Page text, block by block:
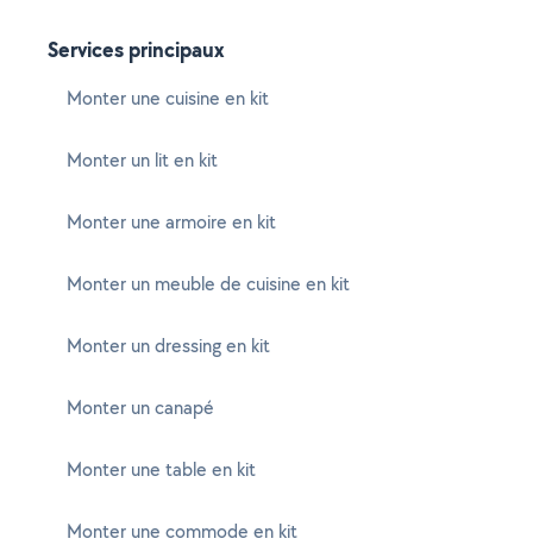
Services principaux
Monter une cuisine en kit
Monter un lit en kit
Monter une armoire en kit
Monter un meuble de cuisine en kit
Monter un dressing en kit
Monter un canapé
Monter une table en kit
Monter une commode en kit